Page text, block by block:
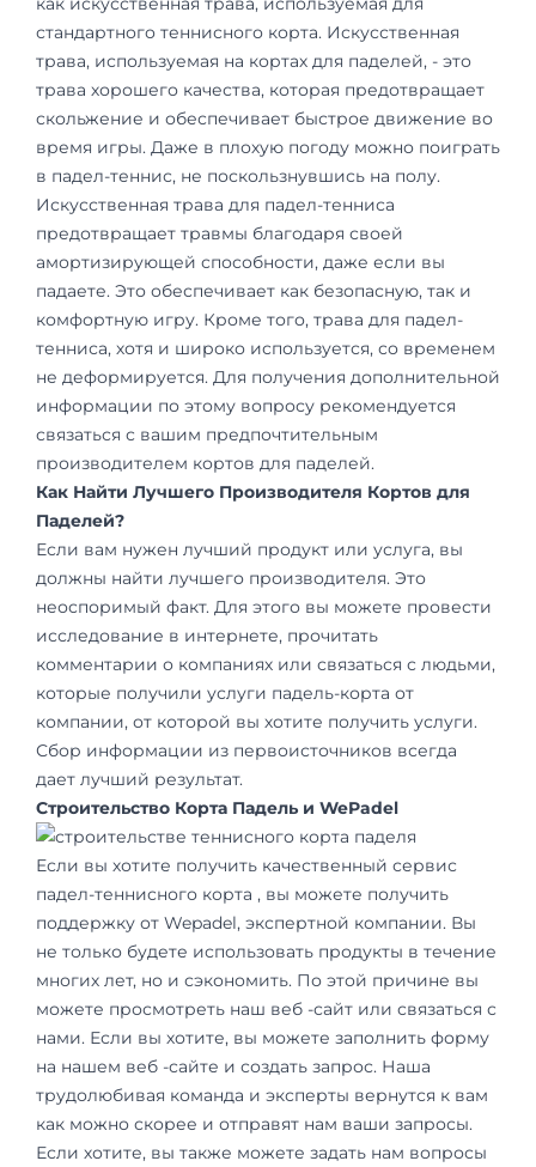
стандартного теннисного корта. Искусственная
трава, используемая на кортах для паделей, - это
трава хорошего качества, которая предотвращает
скольжение и обеспечивает быстрое движение во
время игры. Даже в плохую погоду можно поиграть
в падел-теннис, не поскользнувшись на полу.
Искусственная трава для падел-тенниса
предотвращает травмы благодаря своей
амортизирующей способности, даже если вы
падаете. Это обеспечивает как безопасную, так и
комфортную игру. Кроме того, трава для падел-
тенниса, хотя и широко используется, со временем
не деформируется. Для получения дополнительной
информации по этому вопросу рекомендуется
связаться с вашим предпочтительным
производителем кортов для паделей.
Как Найти Лучшего Производителя Кортов для
Паделей?
Если вам нужен лучший продукт или услуга, вы
должны найти лучшего производителя. Это
неоспоримый факт. Для этого вы можете провести
исследование в интернете, прочитать
комментарии о компаниях или связаться с людьми,
которые получили услуги падель-корта от
компании, от которой вы хотите получить услуги.
Сбор информации из первоисточников всегда
дает лучший результат.
Строительство Корта Падель и WePadel
Если вы хотите получить качественный сервис
падел-теннисного корта , вы можете получить
поддержку от Wepadel, экспертной компании. Вы
не только будете использовать продукты в течение
многих лет, но и сэкономить. По этой причине вы
можете просмотреть наш веб -сайт или связаться с
нами. Если вы хотите, вы можете заполнить форму
на нашем веб -сайте и создать запрос. Наша
трудолюбивая команда и эксперты вернутся к вам
как можно скорее и отправят нам ваши запросы.
Если хотите, вы также можете задать нам вопросы